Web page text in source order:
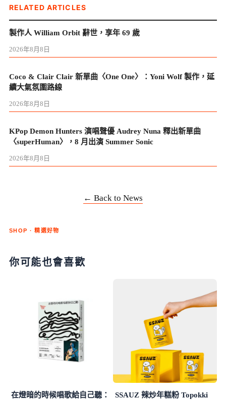
RELATED ARTICLES
製作人 William Orbit 辭世，享年 69 歲
2026年8月8日
Coco & Clair Clair 新單曲〈One One〉：Yoni Wolf 製作，延
續大氣氛圍路線
2026年8月8日
KPop Demon Hunters 演唱聲優 Audrey Nuna 釋出新單曲
〈superHuman〉，8 月出演 Summer Sonic
2026年8月8日
← Back to News
SHOP · 精選好物
你可能也會喜歡
在燈暗的時候唱歌給自己聽：
SSAUZ 辣炒年糕粉 Topokki